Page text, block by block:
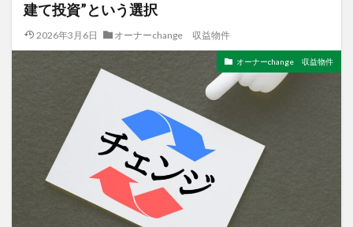
建て投資”という選択
2026年3月6日 オーナーchange 収益物件
オーナーchange 収益物件